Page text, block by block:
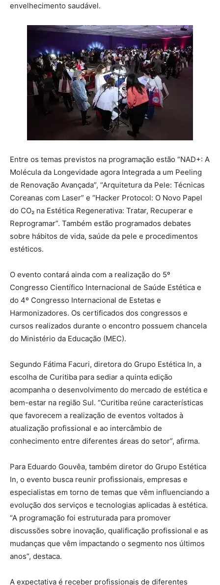
envelhecimento saudável.
Entre os temas previstos na programação estão “NAD+: A
Molécula da Longevidade agora Integrada a um Peeling
de Renovação Avançada”, “Arquitetura da Pele: Técnicas
Coreanas com Laser” e “Hacker Protocol: O Novo Papel
do CO₂ na Estética Regenerativa: Tratar, Recuperar e
Reprogramar”. Também estão programados debates
sobre hábitos de vida, saúde da pele e procedimentos
estéticos.
O evento contará ainda com a realização do 5º
Congresso Científico Internacional de Saúde Estética e
do 4º Congresso Internacional de Estetas e
Harmonizadores. Os certificados dos congressos e
cursos realizados durante o encontro possuem chancela
do Ministério da Educação (MEC).
Segundo Fátima Facuri, diretora do Grupo Estética In, a
escolha de Curitiba para sediar a quinta edição
acompanha o desenvolvimento do mercado de estética e
bem-estar na região Sul. “Curitiba reúne características
que favorecem a realização de eventos voltados à
atualização profissional e ao intercâmbio de
conhecimento entre diferentes áreas do setor”, afirma.
Para Eduardo Gouvêa, também diretor do Grupo Estética
In, o evento busca reunir profissionais, empresas e
especialistas em torno de temas que vêm influenciando a
evolução dos serviços e tecnologias aplicadas à estética.
“A programação foi estruturada para promover
discussões sobre inovação, qualificação profissional e as
mudanças que vêm impactando o segmento nos últimos
anos”, destaca.
A expectativa é receber profissionais de diferentes